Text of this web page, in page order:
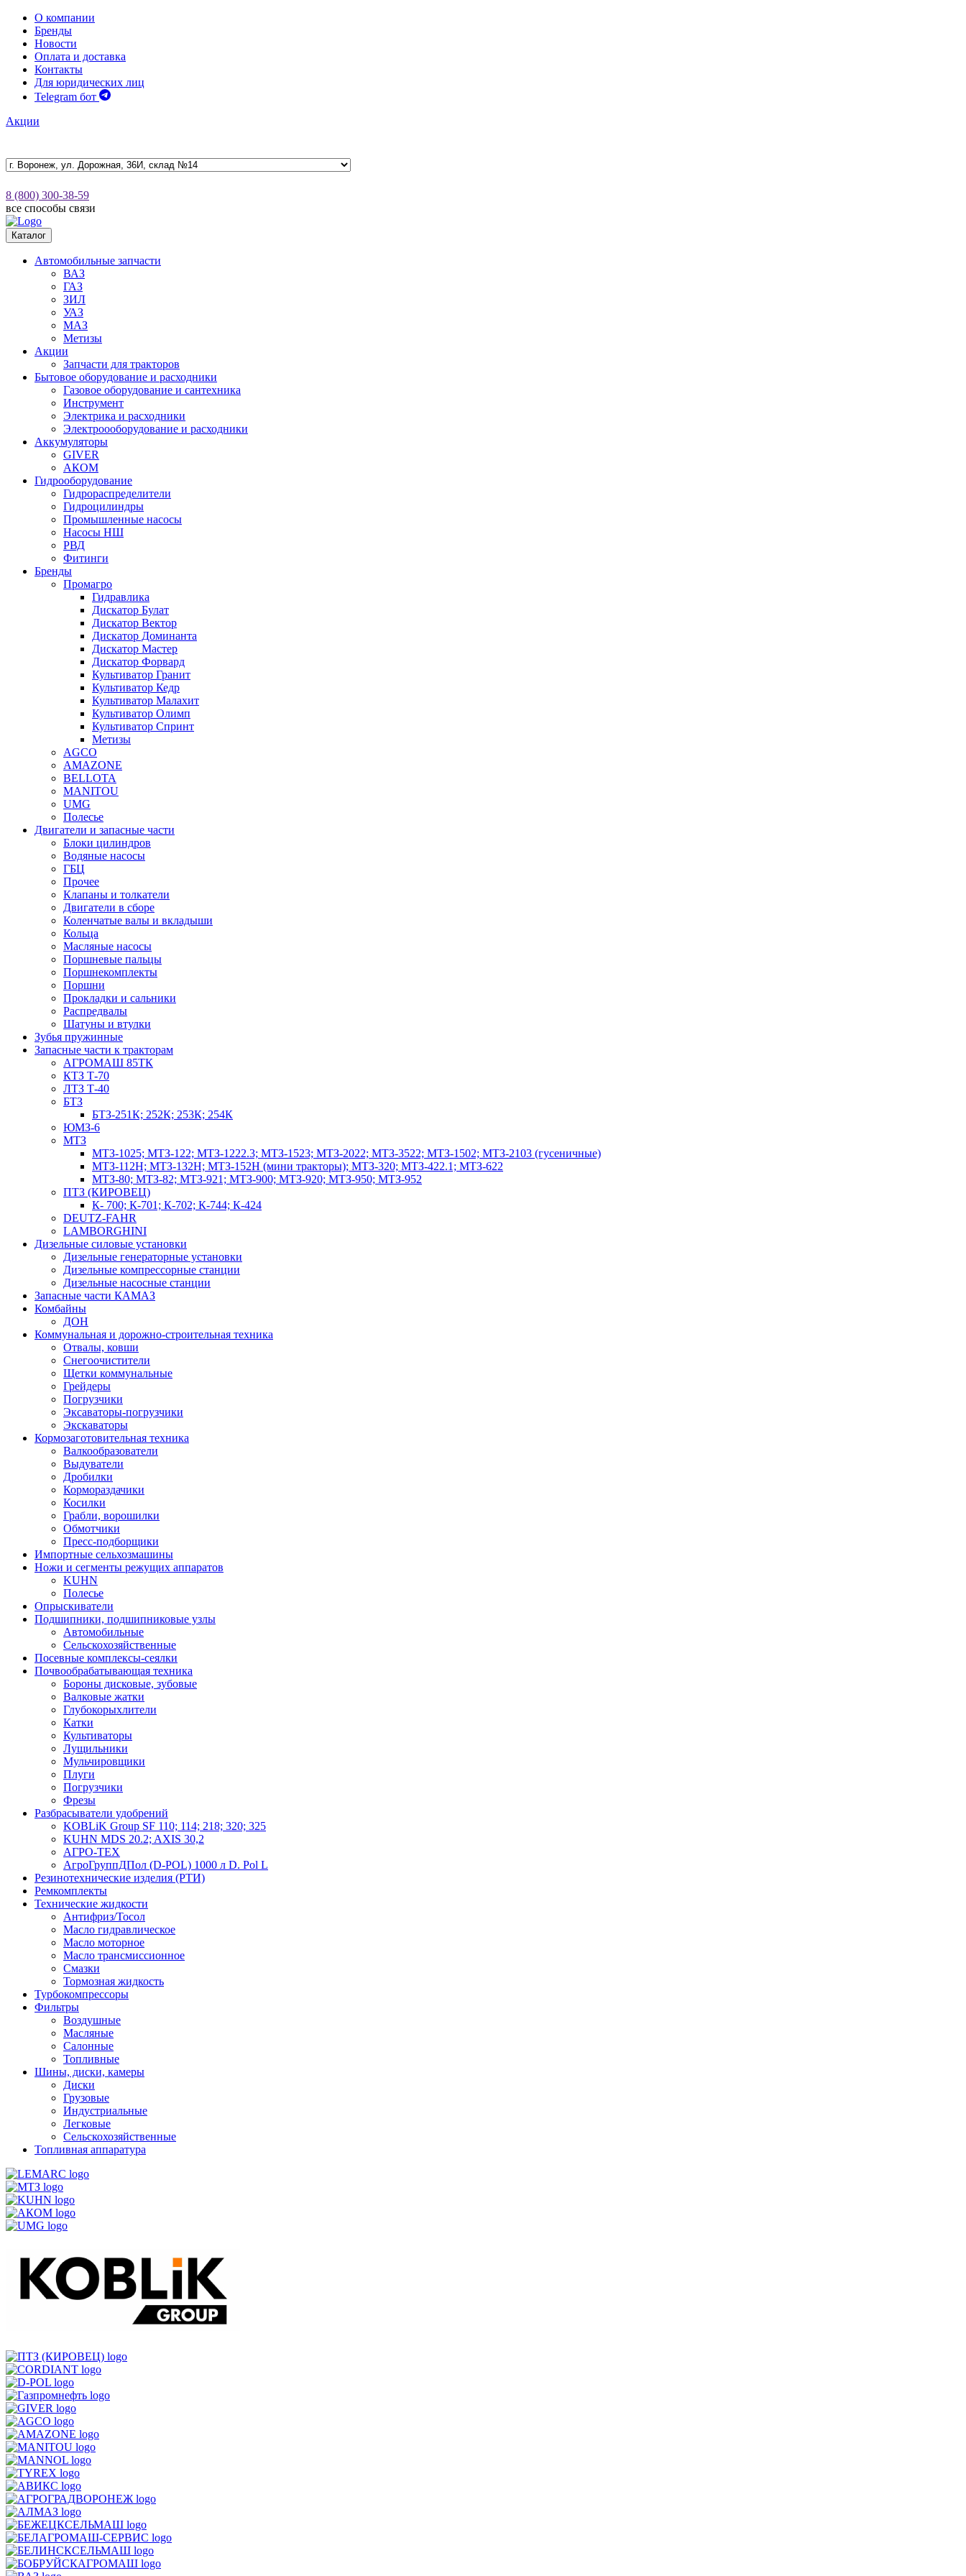
О компании
Бренды
Новости
Оплата и доставка
Контакты
Для юридических лиц
Telegram бот
Акции
8 (800) 300-38-59
все способы связи
Каталог
Автомобильные запчасти
ВАЗ
ГАЗ
ЗИЛ
УАЗ
МАЗ
Метизы
Акции
Запчасти для тракторов
Бытовое оборудование и расходники
Газовое оборудование и сантехника
Инструмент
Электрика и расходники
Электроооборудование и расходники
Аккумуляторы
GIVER
АКОМ
Гидрооборудование
Гидрораспределители
Гидроцилиндры
Промышленные насосы
Насосы НШ
РВД
Фитинги
Бренды
Промагро
Гидравлика
Дискатор Булат
Дискатор Вектор
Дискатор Доминанта
Дискатор Мастер
Дискатор Форвард
Культиватор Гранит
Культиватор Кедр
Культиватор Малахит
Культиватор Олимп
Культиватор Спринт
Метизы
AGCO
AMAZONE
BELLOTA
MANITOU
UMG
Полесье
Двигатели и запасные части
Блоки цилиндров
Водяные насосы
ГБЦ
Прочее
Клапаны и толкатели
Двигатели в сборе
Коленчатые валы и вкладыши
Кольца
Масляные насосы
Поршневые пальцы
Поршнекомплекты
Поршни
Прокладки и сальники
Распредвалы
Шатуны и втулки
Зубья пружинные
Запасные части к тракторам
АГРОМАШ 85ТК
КТЗ Т-70
ЛТЗ Т-40
БТЗ
БТЗ-251К; 252К; 253К; 254К
ЮМЗ-6
МТЗ
МТЗ-1025; МТЗ-122; МТЗ-1222.3; МТЗ-1523; МТЗ-2022; МТЗ-3522; МТЗ-1502; МТЗ-2103 (гусеничные)
МТЗ-112Н; МТЗ-132Н; МТЗ-152Н (мини тракторы); МТЗ-320; МТЗ-422.1; МТЗ-622
МТЗ-80; МТЗ-82; МТЗ-921; МТЗ-900; МТЗ-920; МТЗ-950; МТЗ-952
ПТЗ (КИРОВЕЦ)
К- 700; К-701; К-702; К-744; К-424
DEUTZ-FAHR
LAMBORGHINI
Дизельные силовые установки
Дизельные генераторные установки
Дизельные компрессорные станции
Дизельные насосные станции
Запасные части КАМАЗ
Комбайны
ДОН
Коммунальная и дорожно-строительная техника
Отвалы, ковши
Снегоочистители
Щетки коммунальные
Грейдеры
Погрузчики
Эксаваторы-погрузчики
Экскаваторы
Кормозаготовительная техника
Валкообразователи
Выдуватели
Дробилки
Кормораздачики
Косилки
Грабли, ворошилки
Обмотчики
Пресс-подборщики
Импортные сельхозмашины
Ножи и сегменты режущих аппаратов
KUHN
Полесье
Опрыскиватели
Подшипники, подшипниковые узлы
Автомобильные
Сельскохозяйственные
Посевные комплексы-сеялки
Почвообрабатывающая техника
Бороны дисковые, зубовые
Валковые жатки
Глубокорыхлители
Катки
Культиваторы
Лущильники
Мульчировщики
Плуги
Погрузчики
Фрезы
Разбрасыватели удобрений
KOBLiK Group SF 110; 114; 218; 320; 325
KUHN MDS 20.2; AXIS 30,2
АГРО-ТЕХ
АгроГруппДПол (D-POL) 1000 л D. Pol L
Резинотехнические изделия (РТИ)
Ремкомплекты
Технические жидкости
Антифриз/Тосол
Масло гидравлическое
Масло моторное
Масло трансмиссионное
Смазки
Тормозная жидкость
Турбокомпрессоры
Фильтры
Воздушные
Масляные
Салонные
Топливные
Шины, диски, камеры
Диски
Грузовые
Индустриальные
Легковые
Сельскохозяйственные
Топливная аппаратура